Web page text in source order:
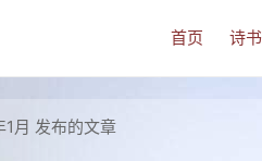
首页 诗
1月 发布的文章